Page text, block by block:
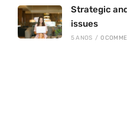
Strategic
issues
5 ANOS / 0